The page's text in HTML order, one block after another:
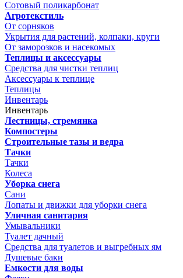
Сотовый поликарбонат
Агротекстиль
От сорняков
Укрытия для растений, колпаки, круги
От заморозков и насекомых
Теплицы и аксессуары
Средства для чистки теплиц
Аксессуары к теплице
Теплицы
Инвентарь
Инвентарь
Лестницы, стремянка
Компостеры
Строительные тазы и ведра
Тачки
Тачки
Колеса
Уборка снега
Сани
Лопаты и движки для уборки снега
Уличная санитария
Умывальники
Туалет дачный
Средства для туалетов и выгребных ям
Душевые баки
Емкости для воды